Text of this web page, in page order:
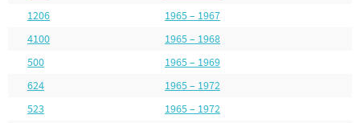
1206
1965 – 1967
4100
1965 – 1968
500
1965 – 1969
624
1965 – 1972
523
1965 – 1972